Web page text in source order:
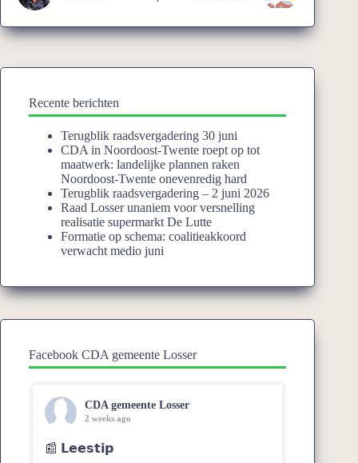
Recente berichten
Terugblik raadsvergadering 30 juni
CDA in Noordoost-Twente roept op tot
maatwerk: landelijke plannen raken
Noordoost-Twente onevenredig hard
Terugblik raadsvergadering – 2 juni 2026
Raad Losser unaniem voor versnelling
realisatie supermarkt De Lutte
Formatie op schema: coalitieakkoord
verwacht medio juni
Facebook CDA gemeente Losser
CDA gemeente Losser
2 weeks ago
📰 𝗟𝗲𝗲𝘀𝘁𝗶𝗽